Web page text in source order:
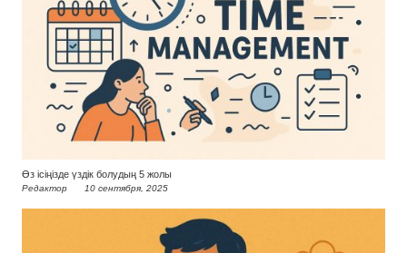
Өз ісіңізде үздік болудың 5 жолы
Редактор 10 сентября, 2025